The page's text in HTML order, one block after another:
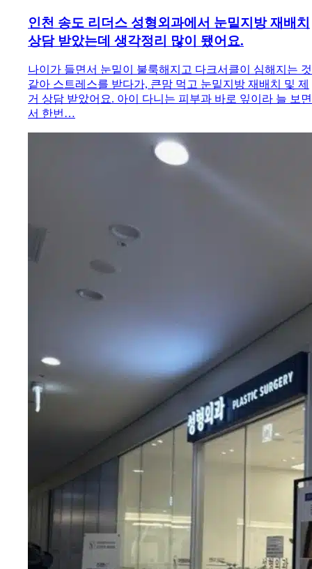
인천 송도 리더스 성형외과에서 눈밑지방 재배치
상담 받았는데 생각정리 많이 됐어요.
나이가 들면서 눈밑이 불룩해지고 다크서클이 심해지는 것
같아 스트레스를 받다가, 큰맘 먹고 눈밑지방 재배치 및 제
거 상담 받았어요. 아이 다니는 피부과 바로 잎이라 늘 보면
서 한번…